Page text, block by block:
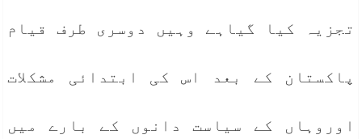
تجزیہ کیا گیاہے وہیں دوسری طرف قیام
پاکستان کے بعد اس کی ابتدائی مشکلات
اوروہاں کے سیاست دانوں کے بارے میں